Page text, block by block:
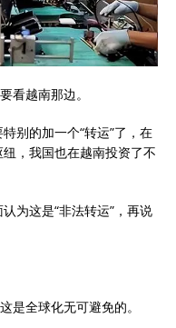
看越南那边。
别的加一个“转运”了，在
，我国也在越南投资了不
为这是“非法转运”，再说
是全球化无可避免的。